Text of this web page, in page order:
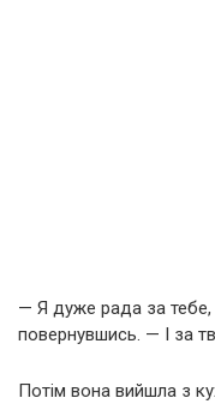
— Я дуже рада за тебе,
повернувшись. — І за
Потім вона вийшла з